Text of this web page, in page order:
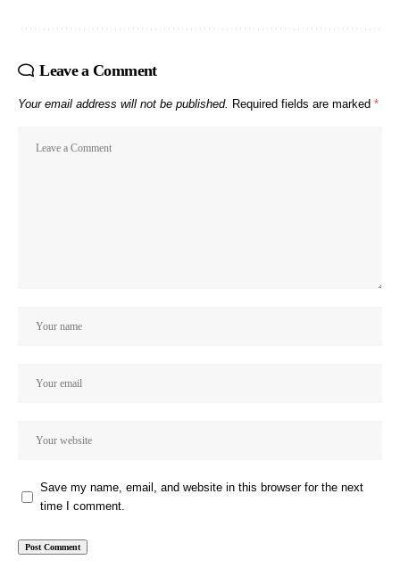
Leave a Comment
Your email address will not be published. Required fields are marked *
Save my name, email, and website in this browser for the next
time I comment.